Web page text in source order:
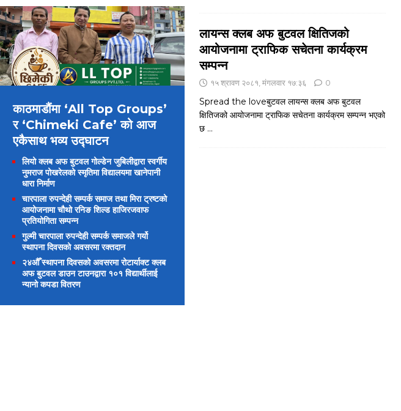
काठमाडौंमा ‘All Top Groups’
र ‘Chimeki Cafe’ को आज
एकैसाथ भव्य उद्घाटन
लियो क्लब अफ बुटवल गोल्डेन जुबिलीद्वारा स्वर्गीय
नुमराज पोखरेलको स्मृतिमा विद्यालयमा खानेपानी
धारा निर्माण
चारपाला रुपन्देही सम्पर्क समाज तथा मिरा ट्रष्टको
आयोजनामा चौथो रनिङ शिल्ड हाजिरजवाफ
प्रतियोगिता सम्पन्न
गुल्मी चारपाला रुपन्देही सम्पर्क समाजले गर्यो
स्थापना दिवसको अवसरमा रक्तदान
२४औँ स्थापना दिवसको अवसरमा रोटार्याक्ट क्लब
अफ बुटवल डाउन टाउनद्वारा १०१ विद्यार्थीलाई
न्यानो कपडा वितरण
लायन्स क्लब अफ बुटवल क्षितिजको
आयोजनामा ट्राफिक सचेतना कार्यक्रम
सम्पन्न
१५ श्रावण २०८१, मंगलवार १७:३६ 0
Spread the loveबुटवल लायन्स क्लब अफ बुटवल
क्षितिजको आयोजनामा ट्राफिक सचेतना कार्यक्रम सम्पन्न भएको
छ ...